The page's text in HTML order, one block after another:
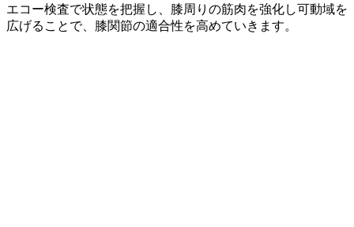
エコー検査で状態を把握し、膝周りの筋肉を強化し可動域を
広げることで、膝関節の適合性を高めていきます。